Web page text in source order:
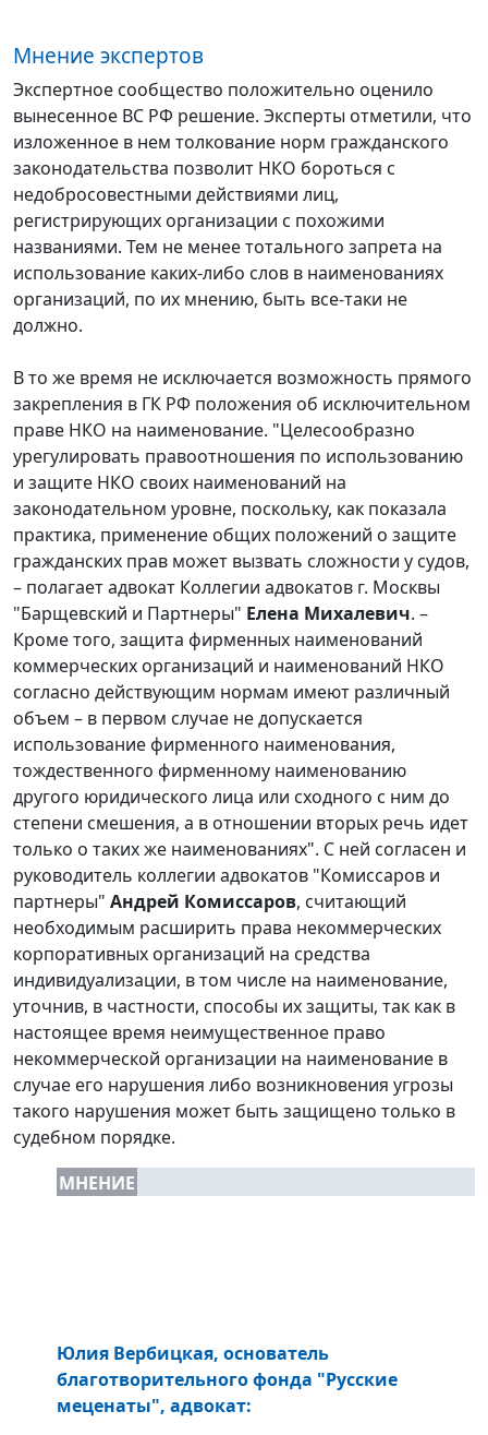
Мнение экспертов
Экспертное сообщество положительно оценило
вынесенное ВС РФ решение. Эксперты отметили, что
изложенное в нем толкование норм гражданского
законодательства позволит НКО бороться с
недобросовестными действиями лиц,
регистрирующих организации с похожими
названиями. Тем не менее тотального запрета на
использование каких-либо слов в наименованиях
организаций, по их мнению, быть все-таки не
должно.
В то же время не исключается возможность прямого
закрепления в ГК РФ положения об исключительном
праве НКО на наименование. "Целесообразно
урегулировать правоотношения по использованию
и защите НКО своих наименований на
законодательном уровне, поскольку, как показала
практика, применение общих положений о защите
гражданских прав может вызвать сложности у судов,
– полагает адвокат Коллегии адвокатов г. Москвы
"Барщевский и Партнеры" Елена Михалевич. –
Кроме того, защита фирменных наименований
коммерческих организаций и наименований НКО
согласно действующим нормам имеют различный
объем – в первом случае не допускается
использование фирменного наименования,
тождественного фирменному наименованию
другого юридического лица или сходного с ним до
степени смешения, а в отношении вторых речь идет
только о таких же наименованиях". С ней согласен и
руководитель коллегии адвокатов "Комиссаров и
партнеры" Андрей Комиссаров, считающий
необходимым расширить права некоммерческих
корпоративных организаций на средства
индивидуализации, в том числе на наименование,
уточнив, в частности, способы их защиты, так как в
настоящее время неимущественное право
некоммерческой организации на наименование в
случае его нарушения либо возникновения угрозы
такого нарушения может быть защищено только в
судебном порядке.
МНЕНИЕ
Юлия Вербицкая, основатель
благотворительного фонда "Русские
меценаты", адвокат: